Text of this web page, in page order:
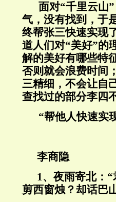
面对“千里云山
气，没有找到，于
终帮张三快速实现
道人们对“美好”的
解的美好有哪些特
否则就会浪费时间
三精细，不会让自
查找过的部分李四
“帮他人快速实
李商隐
1、夜雨寄北：
剪西窗烛？却话巴